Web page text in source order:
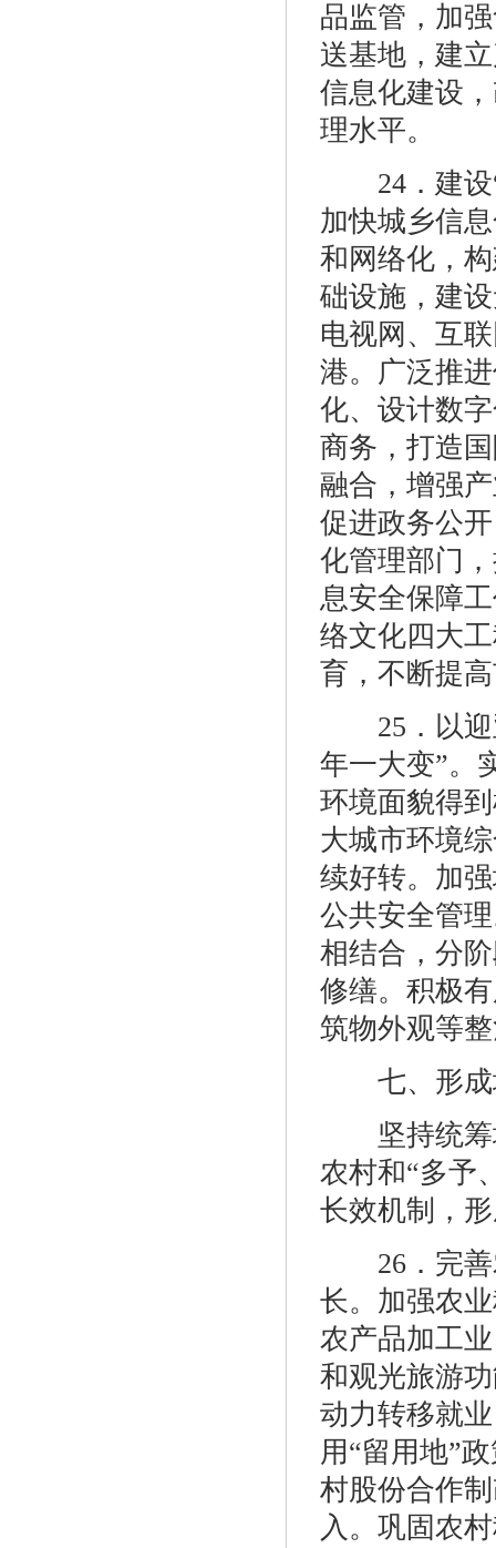
品监管，加
送基地，建
信息化建设
理水平。
24．建设“
加快城乡信
和网络化，
础设施，建
电视网、互
港。广泛推
化、设计数
商务，打造
融合，增强
促进政务公
化管理部门
息安全保障
络文化四大
育，不断提
25．以迎
年一大变”。
环境面貌得
大城市环境
续好转。加
公共安全管
相结合，分
修缮。积极
筑物外观等
七、形成
坚持统筹
农村和“多予
长效机制，
26．完善
长。加强农
农产品加工
和观光旅游
动力转移就
用“留用地”
村股份合作
入。巩固农